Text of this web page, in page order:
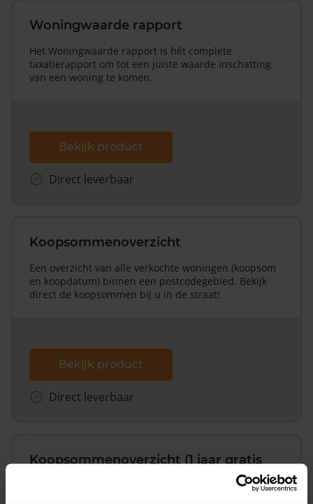
Woningwaarde rapport
Het Woningwaarde rapport is hét complete
taxatierapport om tot een juiste waarde inschatting
van een woning te komen.
Bekijk product
Direct leverbaar
Koopsommenoverzicht
Een overzicht van alle verkochte woningen (koopsom
en koopdatum) binnen een postcodegebied. Bekijk
direct de koopsommen bij u in de straat!
Bekijk product
Direct leverbaar
Koopsommenoverzicht (1 jaar gratis